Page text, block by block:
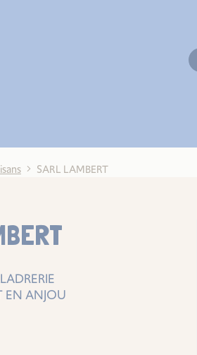
SARL LAMBERT
EN ANJOU